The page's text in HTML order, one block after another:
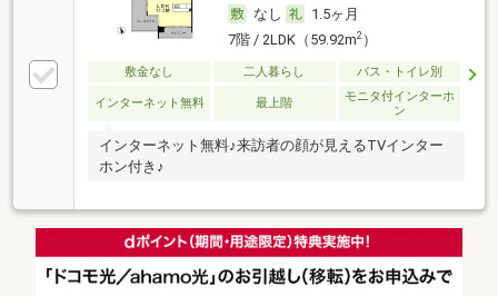
なし
1.5ヶ月
7階 / 2LDK（59.92m2）
敷金なし 二人暮らし バス・トイレ別
インターネット無料 最上階
モニタ付インターホ
ン
インターネット無料♪来訪者の顔が見えるTVインター
ホン付き♪